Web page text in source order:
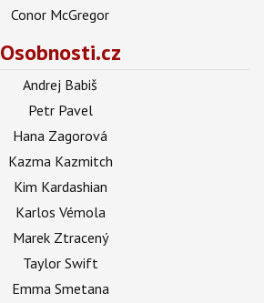
Conor McGregor
Osobnosti.cz
Andrej Babiš
Petr Pavel
Hana Zagorová
Kazma Kazmitch
Kim Kardashian
Karlos Vémola
Marek Ztracený
Taylor Swift
Emma Smetana